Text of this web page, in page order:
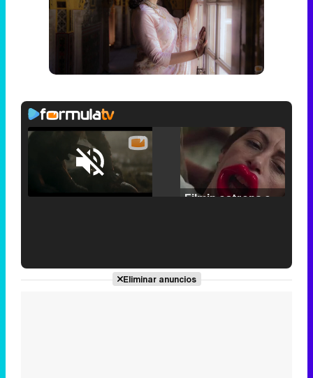
Unmute /
Loaded:
25.30%
'120 Minutos' celebra sus 2.000 programas en Telemadrid con un vídeo del día a día en la redacción
Eliminar anuncios